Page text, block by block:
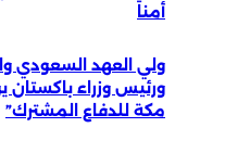
أمناً
ولي العهد السعودي
ورئيس وزراء باكستان
مكة للدفاع المشترك”